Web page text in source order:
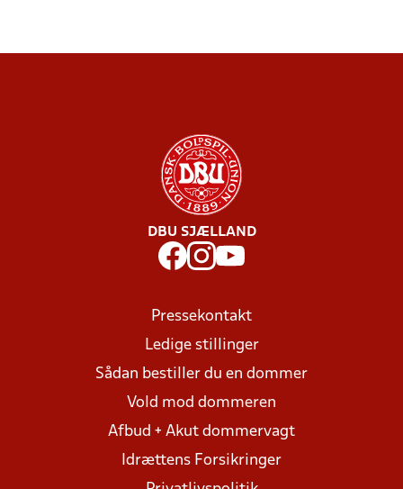
DBU SJÆLLAND
Pressekontakt
Ledige stillinger
Sådan bestiller du en dommer
Vold mod dommeren
Afbud + Akut dommervagt
Idrættens Forsikringer